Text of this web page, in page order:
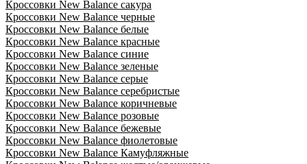
Кроссовки New Balance сакура
Кроссовки New Balance черные
Кроссовки New Balance белые
Кроссовки New Balance красные
Кроссовки New Balance синие
Кроссовки New Balance зеленые
Кроссовки New Balance серые
Кроссовки New Balance серебристые
Кроссовки New Balance коричневые
Кроссовки New Balance розовые
Кроссовки New Balance бежевые
Кроссовки New Balance фиолетовые
Кроссовки New Balance Камуфляжные